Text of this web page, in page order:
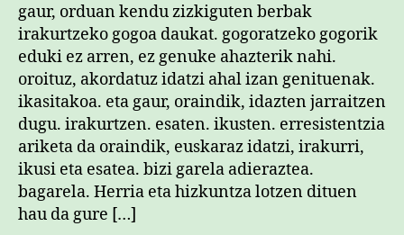
gaur, orduan kendu zizkiguten berbak
irakurtzeko gogoa daukat. gogoratzeko gogorik
eduki ez arren, ez genuke ahazterik nahi.
oroituz, akordatuz idatzi ahal izan genituenak.
ikasitakoa. eta gaur, oraindik, idazten jarraitzen
dugu. irakurtzen. esaten. ikusten. erresistentzia
ariketa da oraindik, euskaraz idatzi, irakurri,
ikusi eta esatea. bizi garela adieraztea.
bagarela. Herria eta hizkuntza lotzen dituen
hau da gure […]